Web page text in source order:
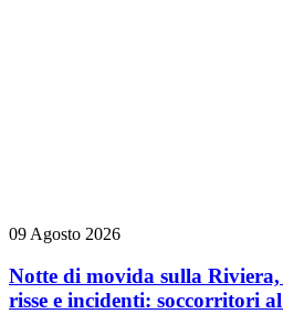
09 Agosto 2026
Notte di movida sulla
risse e incidenti: soccorritori